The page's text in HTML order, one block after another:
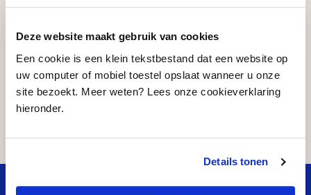
Deze website maakt gebruik van cookies
Een cookie is een klein tekstbestand dat een website op
uw computer of mobiel toestel opslaat wanneer u onze
site bezoekt. Meer weten? Lees onze cookieverklaring
hieronder.
Details tonen
formulier, waarna een professionele jury de
uiteindelijke shortlists en de winnaars bepaalt.
Delen